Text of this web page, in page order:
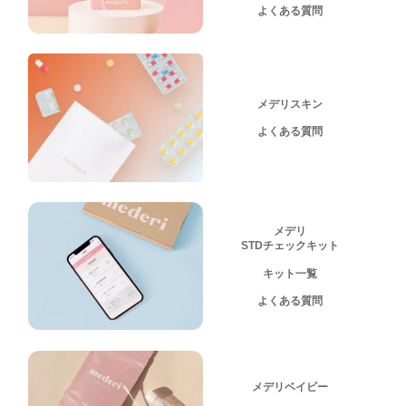
よくある質問
メデリスキン
よくある質問
メデリ
STDチェックキット
キット一覧
よくある質問
メデリベイビー